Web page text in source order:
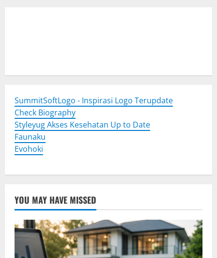
SummitSoftLogo - Inspirasi Logo Terupdate
Check Biography
Styleyug Akses Kesehatan Up to Date
Faunaku
Evohoki
YOU MAY HAVE MISSED